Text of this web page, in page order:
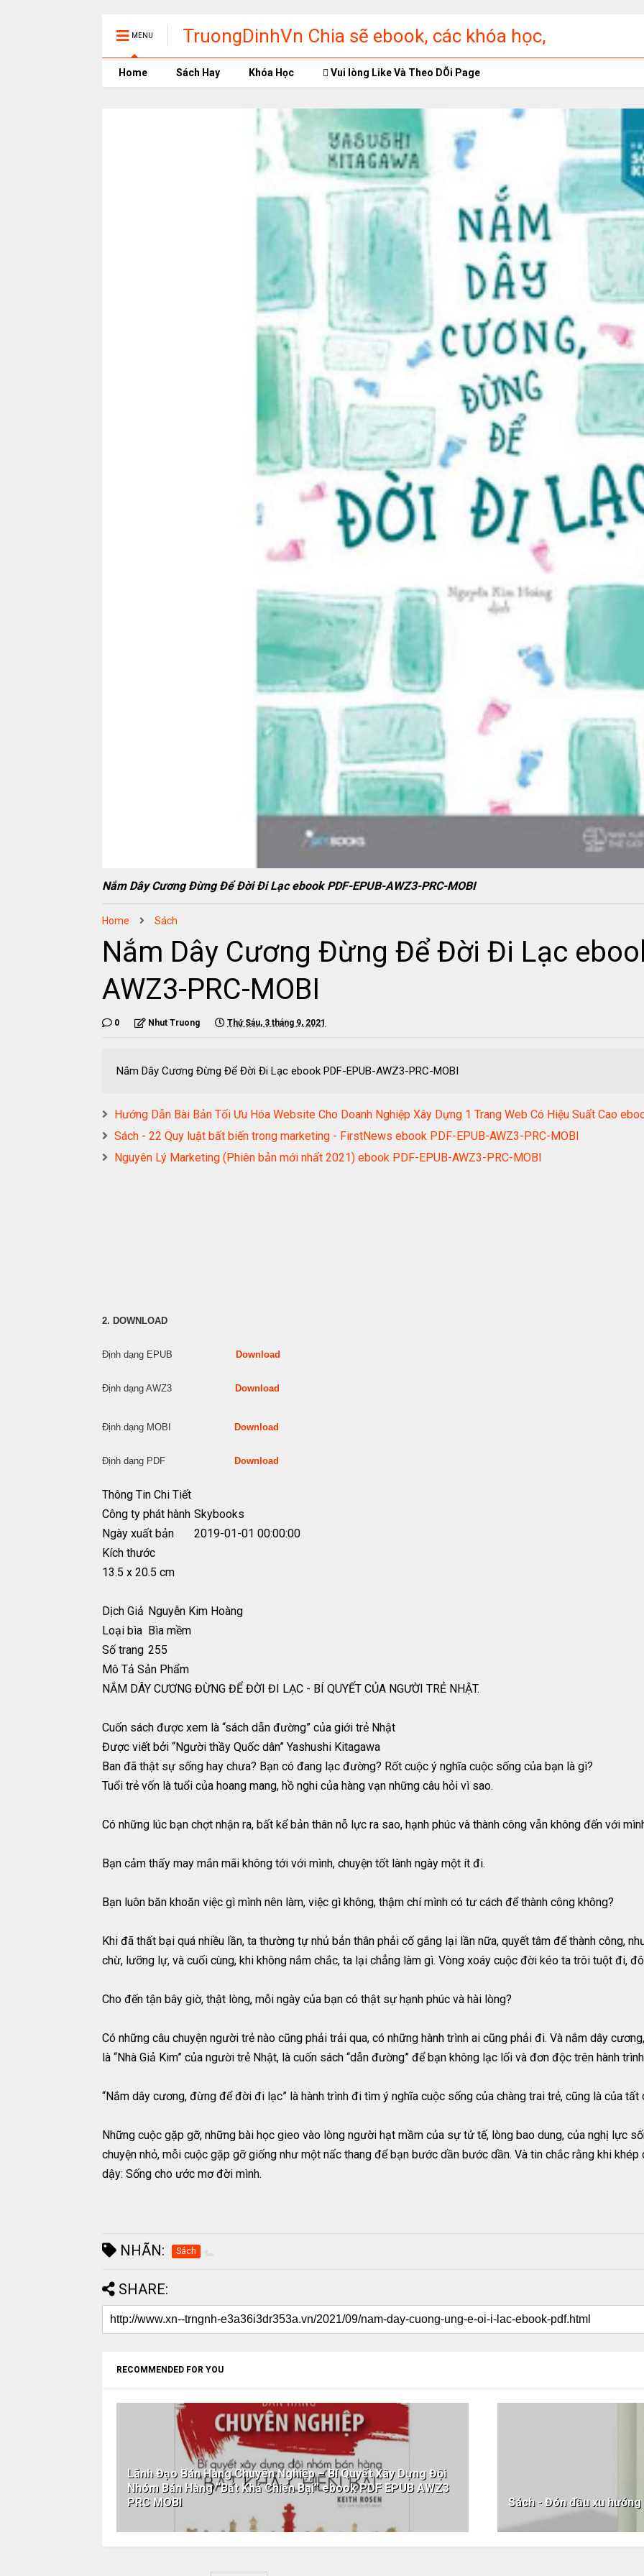
MENU
TruongDinhVn Chia sẽ ebook, các khóa học,
phần mềm học tập miễn phí
Home Sách Hay Khóa Học Vui lòng Like Và Theo DÕi Page
Nắm Dây Cương Đừng Để Đời Đi Lạc ebook PDF-EPUB-AWZ3-PRC-MOBI
Home Sách
Nắm Dây Cương Đừng Để Đời Đi Lạc
AWZ3-PRC-MOBI
0 Nhut Truong Thứ Sáu, 3 tháng 9, 2021
Nắm Dây Cương Đừng Để Đời Đi Lạc ebook PDF-EPUB-AWZ3-PRC-MOBI
Hướng Dẫn Bài Bản Tối Ưu Hóa Website Cho Doanh Nghiệp Xây Dựng 1 Trang Web Có Hiệu Suất Cao
Sách - 22 Quy luật bất biến trong marketing - FirstNews ebook PDF-EPUB-AWZ3-PRC-MOBI
Nguyên Lý Marketing (Phiên bản mới nhất 2021) ebook PDF-EPUB-AWZ3-PRC-MOBI
2. DOWNLOAD
Định dạng EPUB Download
Định dạng AWZ3 Download
Định dạng MOBI Download
Định dạng PDF Download
Thông Tin Chi Tiết
Công ty phát hành Skybooks
Ngày xuất bản
2019-01-01 00:00:00
Kích thước
13.5 x 20.5 cm
Dịch Giả Nguyễn Kim Hoàng
Loại bìa Bìa mềm
Số trang 255
Mô Tả Sản Phẩm
NẮM DÂY CƯƠNG ĐỪNG ĐỂ ĐỜI ĐI LẠC - BÍ QUYẾT CỦA NGƯỜI TRẺ NHẬT.
Cuốn sách được xem là “sách dẫn đường” của giới trẻ Nhật
Được viết bởi “Người thầy Quốc dân” Yashushi Kitagawa
Ban đã thật sự sống hay chưa? Bạn có đang lạc đường? Rốt cuộc ý nghĩa cuộc sống của bạn là gì?
Tuổi trẻ vốn là tuổi của hoang mang, hồ nghi của hàng vạn những câu hỏi vì sao.
Có những lúc bạn chợt nhận ra, bất kể bản thân nỗ lực ra sao, hạnh phúc và thành công vẫn không đến với
Bạn cảm thấy may mắn mãi không tới với mình, chuyện tốt lành ngày một ít đi.
Bạn luôn băn khoăn việc gì mình nên làm, việc gì không, thậm chí mình có tư cách để thành công không?
Khi đã thất bại quá nhiều lần, ta thường tự nhủ bản thân phải cố gắng lại lần nữa, quyết tâm để thành công,
chừ, lưỡng lự, và cuối cùng, khi không nắm chắc, ta lại chẳng làm gì. Vòng xoáy cuộc đời kéo ta trôi tuột đi,
Cho đến tận bây giờ, thật lòng, mỗi ngày của bạn có thật sự hạnh phúc và hài lòng?
Có những câu chuyện người trẻ nào cũng phải trải qua, có những hành trình ai cũng phải đi. Và nắm dây
là “Nhà Giả Kim” của người trẻ Nhật, là cuốn sách “dẫn đường” để bạn không lạc lối và đơn độc trên hành
“Nắm dây cương, đừng để đời đi lạc” là hành trình đi tìm ý nghĩa cuộc sống của chàng trai trẻ, cũng là của tất
Những cuộc gặp gỡ, những bài học gieo vào lòng người hạt mầm của sự tử tế, lòng bao dung, của nghị lực
chuyện nhỏ, mỗi cuộc gặp gỡ giống như một nấc thang để bạn bước dần bước dần. Và tin chắc rằng khi
dậy: Sống cho ước mơ đời mình.
NHÃN: Sách
SHARE:
RECOMMENDED FOR YOU
Lãnh Đạo Bán Hàng Chuyên Nghiệp – Bí Quyết Xây Dựng Đội
Nhóm Bán Hàng “Bất Khả Chiến Bại” ebook PDF EPUB AWZ3
PRC MOBI
Sách - Đón đầu xu hướng